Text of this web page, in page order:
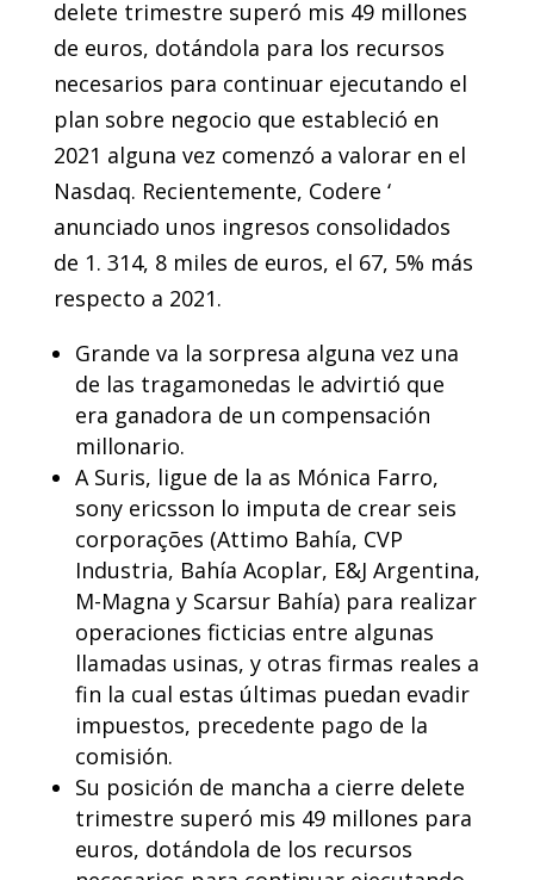
delete trimestre superó mis 49 millones
de euros, dotándola para los recursos
necesarios para continuar ejecutando el
plan sobre negocio que estableció en
2021 alguna vez comenzó a valorar en el
Nasdaq. Recientemente, Codere ‘
anunciado unos ingresos consolidados
de 1. 314, 8 miles de euros, el 67, 5% más
respecto a 2021.
Grande va la sorpresa alguna vez una
de las tragamonedas le advirtió que
era ganadora de un compensación
millonario.
A Suris, ligue de la as Mónica Farro,
sony ericsson lo imputa de crear seis
corporações (Attimo Bahía, CVP
Industria, Bahía Acoplar, E&J Argentina,
M-Magna y Scarsur Bahía) para realizar
operaciones ficticias entre algunas
llamadas usinas, y otras firmas reales a
fin la cual estas últimas puedan evadir
impuestos, precedente pago de la
comisión.
Su posición de mancha a cierre delete
trimestre superó mis 49 millones para
euros, dotándola de los recursos